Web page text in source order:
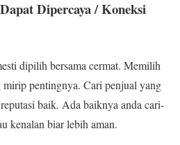
Dipercaya / Koneksi
dipilih bersama cermat. Memilih
pentingnya. Cari penjual yang
baik. Ada baiknya anda cari-
kenalan biar lebih aman.